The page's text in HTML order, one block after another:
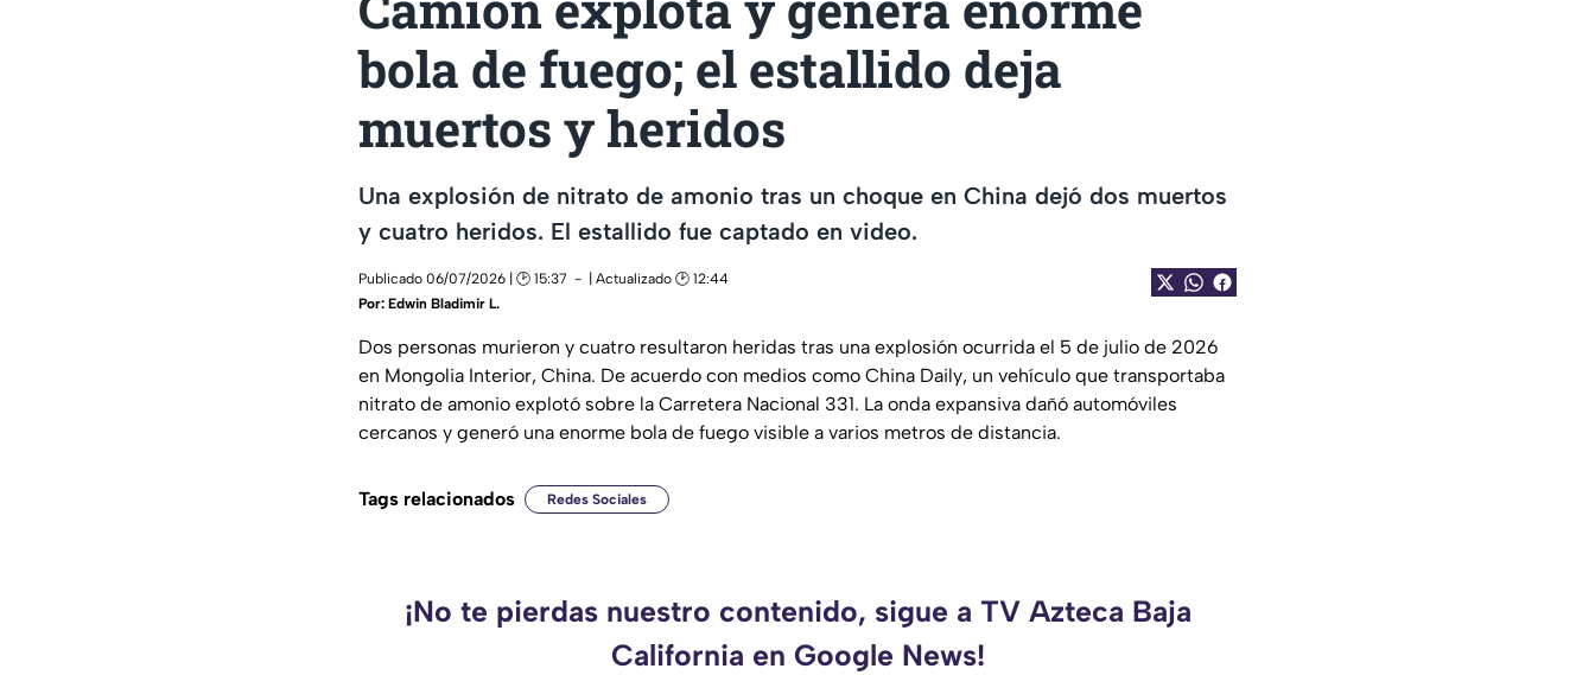
bola de fuego; el estallido deja
muertos y heridos
Una explosión de nitrato de amonio tras un choque en China dejó dos muertos
y cuatro heridos. El estallido fue captado en video.
Publicado 06/07/2026 | 🕑 15:37
| Actualizado 🕑 12:44
Por: Edwin Bladimir L.
Dos personas murieron y cuatro resultaron heridas tras una explosión ocurrida el 5 de julio de 2026
en Mongolia Interior, China. De acuerdo con medios como China Daily, un vehículo que transportaba
nitrato de amonio explotó sobre la Carretera Nacional 331. La onda expansiva dañó automóviles
cercanos y generó una enorme bola de fuego visible a varios metros de distancia.
Tags relacionados Redes Sociales
¡No te pierdas nuestro contenido, sigue a TV Azteca Baja
California en Google News!